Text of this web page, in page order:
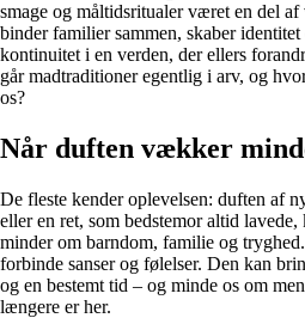
smage og måltidsritualer været en del
binder familier sammen, skaber
kontinuitet i en verden, der ellers
går madtraditioner egentlig i arv, og
os?
Når duften vækker
De fleste kender oplevelsen: duften af
eller en ret, som bedstemor altid
minder om barndom, familie og
forbinde sanser og følelser. Den kan
og en bestemt tid – og minde os om
længere er her.